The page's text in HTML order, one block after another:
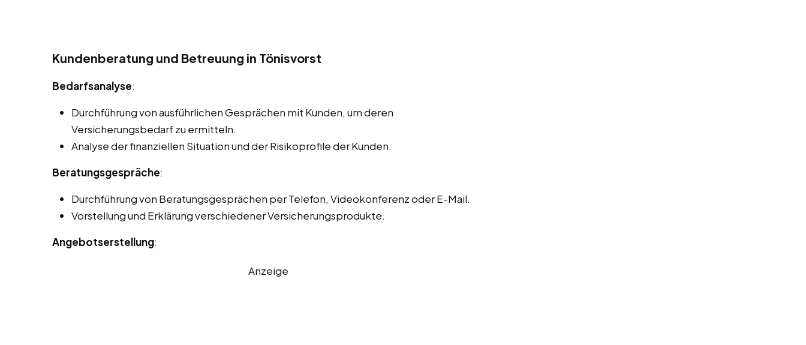
Kundenberatung und Betreuung in Tönisvorst
Bedarfsanalyse:
Durchführung von ausführlichen Gesprächen mit Kunden, um deren
Versicherungsbedarf zu ermitteln.
Analyse der finanziellen Situation und der Risikoprofile der Kunden.
Beratungsgespräche:
Durchführung von Beratungsgesprächen per Telefon, Videokonferenz oder E-Mail.
Vorstellung und Erklärung verschiedener Versicherungsprodukte.
Angebotserstellung:
Anzeige